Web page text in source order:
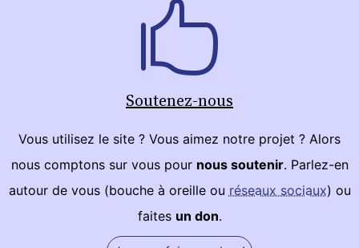
Soutenez-nous
Vous utilisez le site ? Vous aimez notre projet ? Alors
nous comptons sur vous pour nous soutenir. Parlez-en
autour de vous (bouche à oreille ou réseaux sociaux) ou
faites un don.